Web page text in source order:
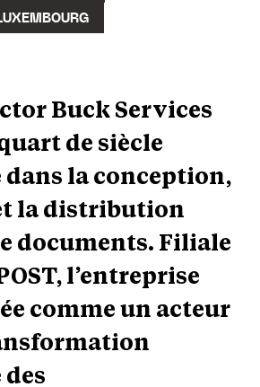
Buck Services
de siècle
dans la conception,
la distribution
documents. Filiale
l’entreprise
comme un acteur